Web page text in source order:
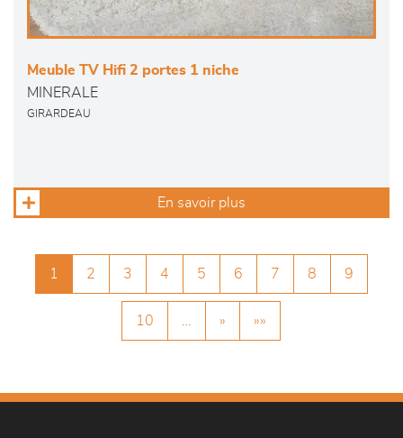
Meuble TV Hifi 2 portes 1 niche
MINERALE
GIRARDEAU
En savoir plus
1 2 3 4 5 6 7 8 9
10 » »»